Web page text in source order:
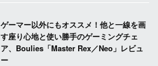
ゲーマー以外にもオススメ！他と一線を画
す座り心地と使い勝手のゲーミングチェ
ア、Boulies「Master Rex／Neo」レビュ
ー